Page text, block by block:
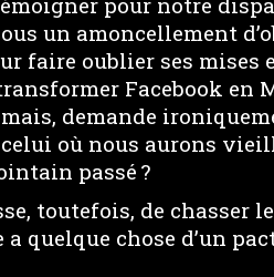
un amoncellement
faire oublier ses mises
Facebook en
demande
où nous aurons
passé ?
toutefois, de chasser
quelque chose d’un